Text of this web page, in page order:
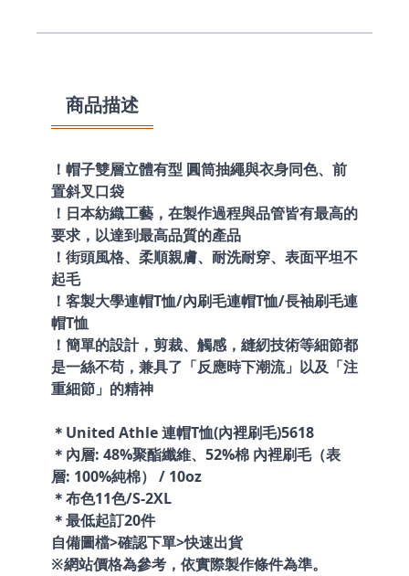
商品描述
！帽子雙層立體有型 圓筒抽繩與衣身同色、前
置斜叉口袋
！日本紡織工藝，在製作過程與品管皆有最高的
要求，以達到最高品質的產品
！街頭風格、柔順親膚、耐洗耐穿、表面平坦不
起毛
！客製大學連帽T恤/內刷毛連帽T恤/長袖刷毛連
帽T恤
！簡單的設計，剪裁、觸感，縫紉技術等細節都
是一絲不苟，兼具了「反應時下潮流」以及「注
重細節」的精神
＊United Athle 連帽T恤(內裡刷毛)5618
＊內層: 48%聚酯纖維、52%棉 內裡刷毛（表
層: 100%純棉） / 10oz
＊布色11色/S-2XL
＊最低起訂20件
自備圖檔>確認下單>快速出貨
※網站價格為參考，依實際製作條件為準。